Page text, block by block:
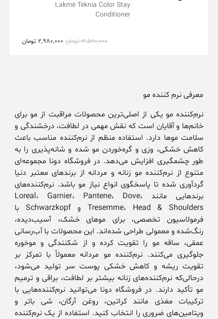
Lakmé Teknia Color Stay
Conditioner
3,590,000 تومان 2,980,000 تومان
معرفی نرم کننده مو
نرم‌کننده مو یکی از اصلی‌ترین محصولات مراقبت از مو برای
خانم‌ها و آقایان است که نقش مهمی در لطافت، درخشندگی و
سلامت موها دارد. استفاده منظم از نرم‌کننده مناسب باعث
کاهش خشکی، وزی و گره‌خوردن مو شده و شانه‌پذیری را به
طور چشمگیری افزایش می‌دهد. در فروشگاه دونا مجموعه‌ای
متنوع از نرم‌کننده مو زنانه و مردانه از برندهای معتبر دنیا
گردآوری شده تا پاسخگوی انواع نیاز مو باشد. نرم‌کننده‌های
برندهایی مانند Loreal، Garnier، Pantene، Dove،
Tresemme، Head & Shoulders و Schwarzkopf با
فرمولاسیون تخصصی، برای موهای خشک، آسیب‌دیده،
رنگ‌شده و معمولی طراحی شده‌اند. این محصولات با آب‌رسانی
عمقی، ساقه مو را تقویت کرده و از شکنندگی و موخوره
جلوگیری می‌کنند. نرم‌کننده مو مردانه معمولاً با تمرکز بر
تقویت ریشه و کاهش خشکی پوست سر تولید می‌شود،
درحالی‌که نرم‌کننده‌های زنانه بیشتر بر لطافت، براقی و ترمیم
مو تأکید دارند. در فروشگاه دونا می‌توانید نرم‌کننده‌هایی با
ترکیبات مغذی مانند کراتین، روغن آرگان، شی باتر و
ویتامین‌های ضروری را انتخاب کنید. استفاده از یک نرم‌کننده